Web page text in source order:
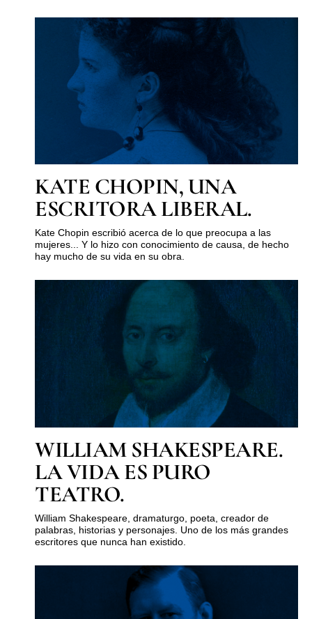
KATE CHOPIN, UNA
ESCRITORA LIBERAL.
Kate Chopin escribió acerca de lo que preocupa a las
mujeres... Y lo hizo con conocimiento de causa, de hecho
hay mucho de su vida en su obra.
WILLIAM SHAKESPEARE.
LA VIDA ES PURO
TEATRO.
William Shakespeare, dramaturgo, poeta, creador de
palabras, historias y personajes. Uno de los más grandes
escritores que nunca han existido.